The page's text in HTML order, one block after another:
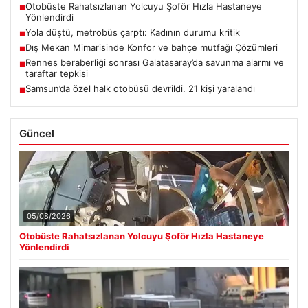
■Otobüste Rahatsızlanan Yolcuyu Şoför Hızla Hastaneye
Yönlendirdi
■Yola düştü, metrobüs çarptı: Kadının durumu kritik
■Dış Mekan Mimarisinde Konfor ve bahçe mutfağı Çözümleri
■Rennes beraberliği sonrası Galatasaray’da savunma alarmı ve
taraftar tepkisi
■Samsun’da özel halk otobüsü devrildi. 21 kişi yaralandı
Güncel
05/08/2026
Otobüste Rahatsızlanan Yolcuyu Şoför Hızla Hastaneye
Yönlendirdi